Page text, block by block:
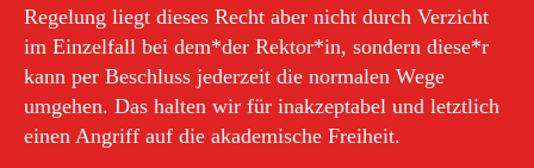
Regelung liegt dieses Recht aber nicht durch Verzicht
im Einzelfall bei dem*der Rektor*in, sondern diese*r
kann per Beschluss jederzeit die normalen Wege
umgehen. Das halten wir für inakzeptabel und letztlich
einen Angriff auf die akademische Freiheit.